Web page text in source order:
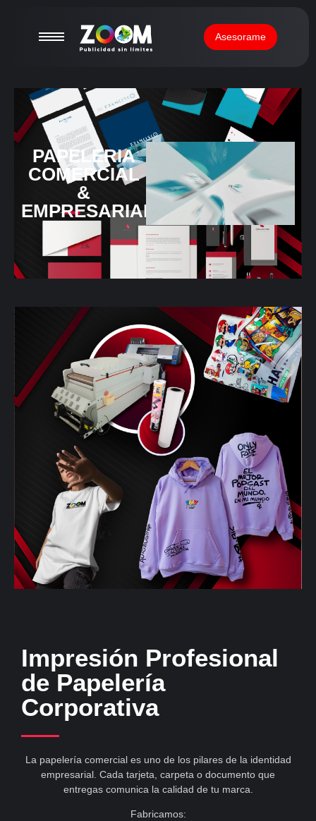
Asesorame
PAPELERIA
COMERCIAL
&
EMPRESARIAL​​
Impresión Profesional
de Papelería
Corporativa
La papelería comercial es uno de los pilares de la identidad
empresarial. Cada tarjeta, carpeta o documento que
entregas comunica la calidad de tu marca.
Fabricamos: